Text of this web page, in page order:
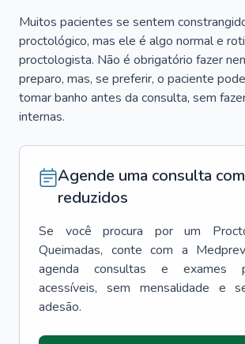
Muitos pacientes se sentem
proctológico, mas ele é algo normal e
proctologista. Não é obrigatório fazer
preparo, mas, se preferir, o paciente
tomar banho antes da consulta, sem
internas.
Agende uma consulta
reduzidos
Se você procura por um
Queimadas, conte com a
agenda consultas e exames
acessíveis, sem mensalidade e
adesão.